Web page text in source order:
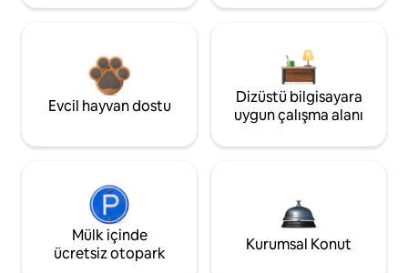
Evcil hayvan dostu
Dizüstü bilgisayara
uygun çalışma alanı
Mülk içinde
ücretsiz otopark
Kurumsal Konut